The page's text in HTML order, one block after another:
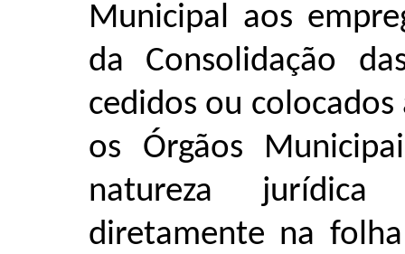
Municipal aos
da Consolidação
cedidos ou
os Órgãos
natureza jurídica
diretamente na